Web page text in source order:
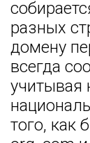
разных
домену
всегда
того, как